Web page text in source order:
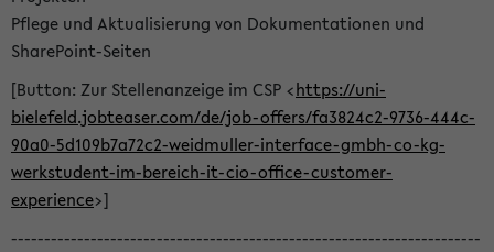
Pflege und Aktualisierung von Dokumentationen und
SharePoint-Seiten
[Button: Zur Stellenanzeige im CSP <https://uni-
bielefeld.jobteaser.com/de/job-offers/fa3824c2-9736-444c-
90a0-5d109b7a72c2-weidmuller-interface-gmbh-co-kg-
werkstudent-im-bereich-it-cio-office-customer-
experience>]
-----------------------------------------------------------------------